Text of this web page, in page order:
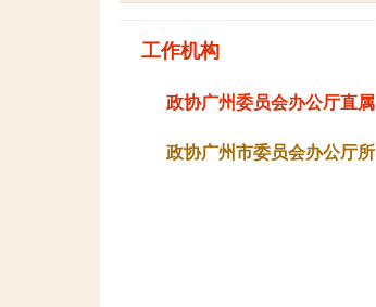
工作机构
政协广州委员会办公厅直属
下设机构
政协广州市委员会办公厅所